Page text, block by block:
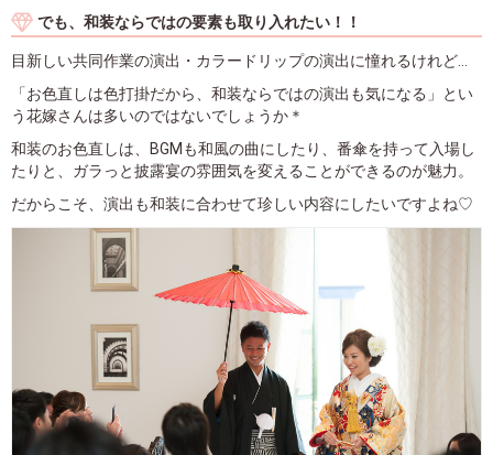
でも、和装ならではの要素も取り入れたい！！
目新しい共同作業の演出・カラードリップの演出に憧れるけれど…
「お色直しは色打掛だから、和装ならではの演出も気になる」とい
う花嫁さんは多いのではないでしょうか＊
和装のお色直しは、BGMも和風の曲にしたり、番傘を持って入場し
たりと、ガラっと披露宴の雰囲気を変えることができるのが魅力。
だからこそ、演出も和装に合わせて珍しい内容にしたいですよね♡